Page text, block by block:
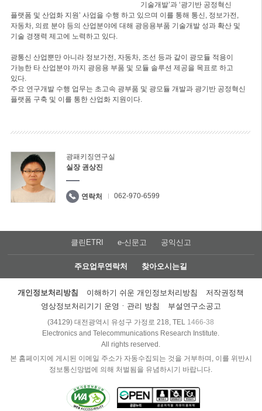
기술개발’과 ‘광기반 공정혁신
플랫폼 및 산업화 지원’ 사업을 수행 하고 있으며 이를 통해 통신, 정보가전,
자동차, 의료 분야 등의 산업분야에 대해 광응용부품 기술개발 성과 확산 및
기술 경쟁력 제고에 노력하고 있다.
광통신 산업뿐만 아니라 정보가전, 자동차, 조선 등과 같이 광모듈 적용이
가능한 타 산업분야 까지 광응용 부품 및 모듈 솔루션 제공을 목표로 하고
있다.
주요 연구개발 수행 업무는 초고속 광부품 및 광모듈 개발과 광기반 공정혁신
플랫폼 구축 및 이를 통한 산업화 지원이다.
광패키징연구실
실장 권상진
연락처 062-970-6599
클린ETRI e-신문고 공익신고
주요업무연락처 찾아오시는길
개인정보처리방침 이해하기 쉬운 개인정보처리방침
저작권정책
영상정보처리기기 운영ㆍ관리 방침
부설연구소공고
(34129) 대전광역시 유성구 가정로 218, TEL 1466-38
Electronics and Telecommunications Research Institute.
All rights reserved.
본 홈페이지에 게시된 이메일 주소가 자동수집되는 것을 거부하며, 이를 위반시
정보통신망법에 의해 처벌됨을 유념하시기 바랍니다.